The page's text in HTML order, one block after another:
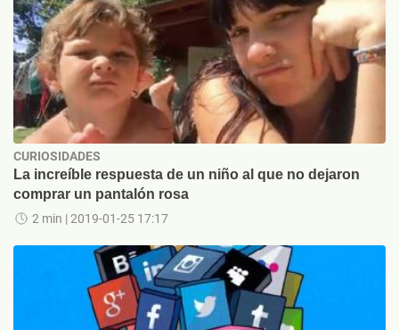
CURIOSIDADES
La increíble respuesta de un niño al que no dejaron
comprar un pantalón rosa
2 min | 2019-01-25 17:17